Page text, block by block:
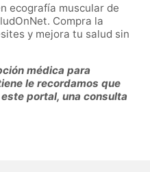
ecografía muscular de
Compra la
y mejora tu salud sin
médica para
le recordamos que
portal, una consulta